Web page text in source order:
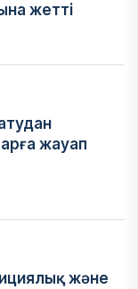
жетті
жауап
және